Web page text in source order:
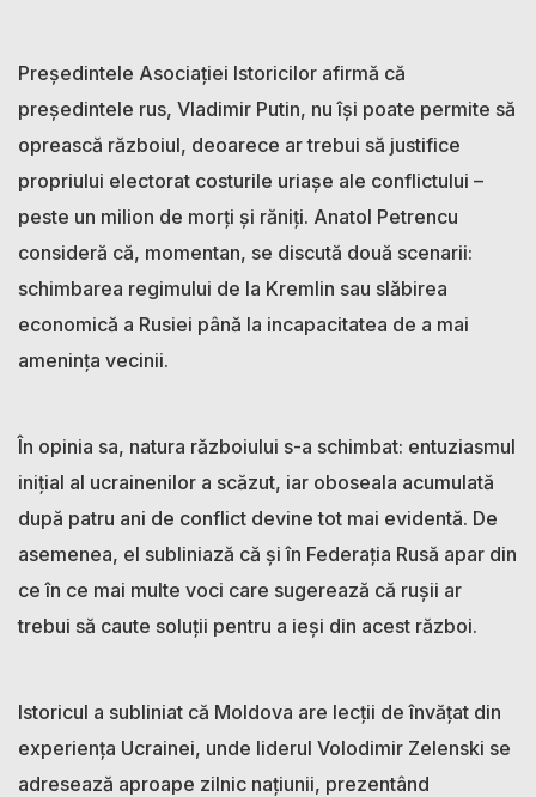
Președintele Asociației Istoricilor afirmă că
președintele rus, Vladimir Putin, nu își poate permite să
oprească războiul, deoarece ar trebui să justifice
propriului electorat costurile uriașe ale conflictului –
peste un milion de morți și răniți. Anatol Petrencu
consideră că, momentan, se discută două scenarii:
schimbarea regimului de la Kremlin sau slăbirea
economică a Rusiei până la incapacitatea de a mai
amenința vecinii.
În opinia sa, natura războiului s-a schimbat: entuziasmul
inițial al ucrainenilor a scăzut, iar oboseala acumulată
după patru ani de conflict devine tot mai evidentă. De
asemenea, el subliniază că și în Federația Rusă apar din
ce în ce mai multe voci care sugerează că rușii ar
trebui să caute soluții pentru a ieși din acest război.
Istoricul a subliniat că Moldova are lecții de învățat din
experiența Ucrainei, unde liderul Volodimir Zelenski se
adresează aproape zilnic națiunii, prezentând